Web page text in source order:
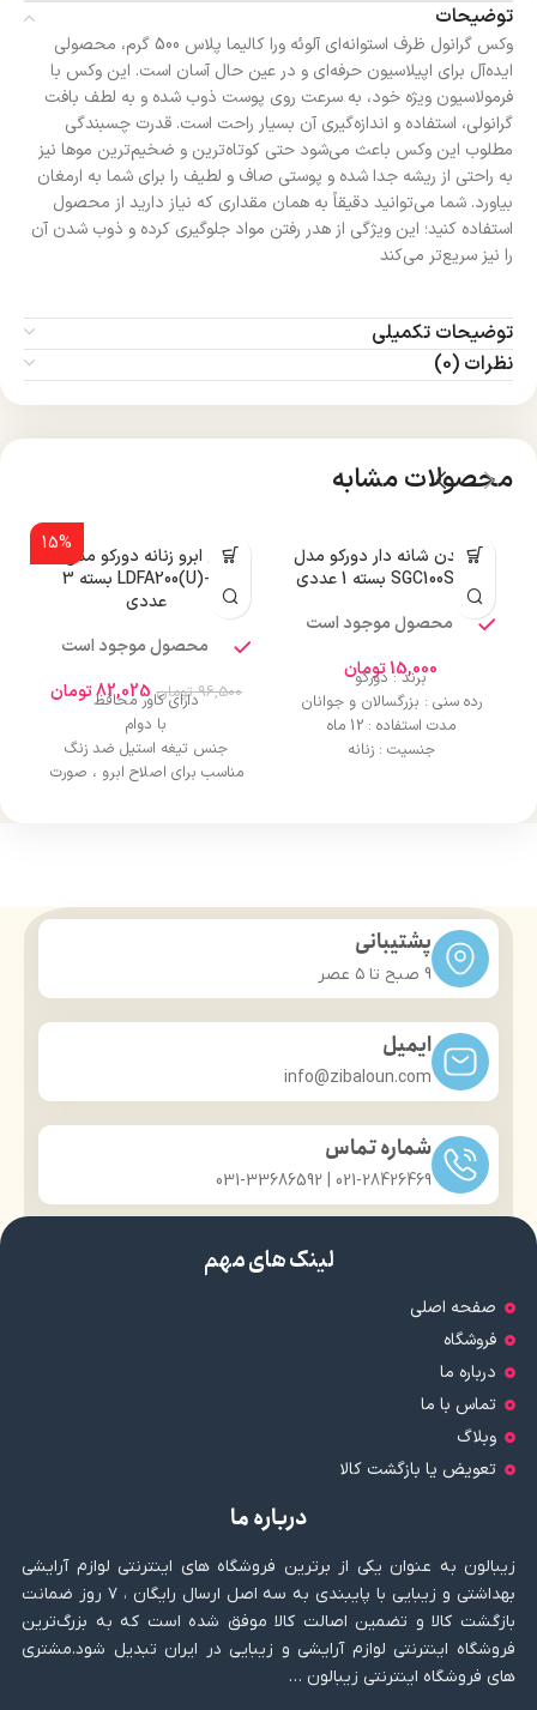
توضیحات
وکس گرانول ظرف استوانه‌ای آلوئه ورا کالیما پلاس 500 گرم، محصولی
ایده‌آل برای اپیلاسیون حرفه‌ای و در عین حال آسان است. این وکس با
فرمولاسیون ویژه خود، به سرعت روی پوست ذوب شده و به لطف بافت
گرانولی، استفاده و اندازه‌گیری آن بسیار راحت است. قدرت چسبندگی
مطلوب این وکس باعث می‌شود حتی کوتاه‌ترین و ضخیم‌ترین موها نیز
به راحتی از ریشه جدا شده و پوستی صاف و لطیف را برای شما به ارمغان
بیاورد. شما می‌توانید دقیقاً به همان مقداری که نیاز دارید از محصول
استفاده کنید؛ این ویژگی از هدر رفتن مواد جلوگیری کرده و ذوب شدن آن
را نیز سریع‌تر می‌کند
توضیحات تکمیلی
نظرات (0)
محصولات مشابه
تیغ بدن شانه دار دورکو مدل
SGC100SB-1P بسته 1 عددی
محصول موجود است
15,000تومان
برند : دورکو
رده سنی : بزرگسالان و جوانان
مدت استفاده : 12 ماه
جنسیت : زنانه
15%
تیغ ابرو زنانه دورکو مدل
LDFA200(U)-3B بسته 3
عددی
محصول موجود است
96,500 تومان 82,025توماندارای کاور محافظ
با دوام
جنس تیغه استیل ضد زنگ
مناسب برای اصلاح ابرو ، صورت
پشتیبانی
9 صبح تا ۵ عصر
ایمیل
info@zibaloun.com
شماره تماس
021-28426469 | 031-33686592
لینک های مهم
صفحه اصلی
فروشگاه
درباره ما
تماس با ما
وبلاگ
تعویض یا بازگشت کالا
درباره ما
زیبالون به عنوان یکی از برترین فروشگاه های اینترنتی لوازم آرایشی
بهداشتی و زیبایی با پایبندی به سه اصل ارسال رایگان ، ۷ روز ضمانت
بازگشت کالا و تضمین اصالت کالا موفق شده است که به بزرگ‌ترین
فروشگاه اینترنتی لوازم آرایشی و زیبایی در ایران تبدیل شود.مشتری
های فروشگاه اینترنتی زیبالون …